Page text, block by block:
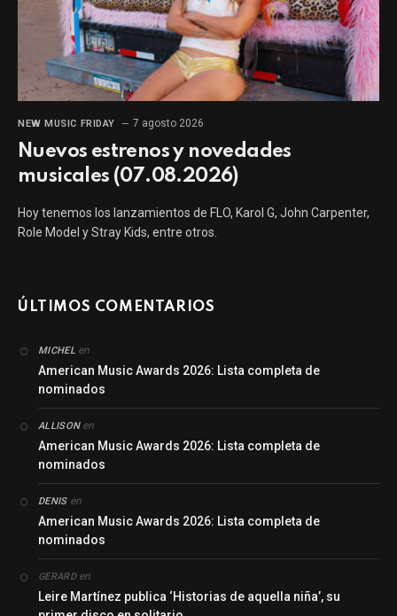
NEW MUSIC FRIDAY 7 agosto 2026
Nuevos estrenos y novedades
musicales (07.08.2026)
Hoy tenemos los lanzamientos de FLO, Karol G, John Carpenter,
Role Model y Stray Kids, entre otros.
ÚLTIMOS COMENTARIOS
MICHELen
American Music Awards 2026: Lista completa de
nominados
ALLISONen
American Music Awards 2026: Lista completa de
nominados
DENISen
American Music Awards 2026: Lista completa de
nominados
GERARDen
Leire Martínez publica ‘Historias de aquella niña’, su